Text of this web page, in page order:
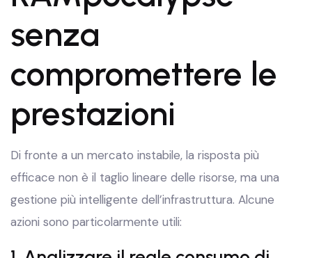
senza
compromettere le
prestazioni
Di fronte a un mercato instabile, la risposta più
efficace non è il taglio lineare delle risorse, ma una
gestione più intelligente dell’infrastruttura. Alcune
azioni sono particolarmente utili: